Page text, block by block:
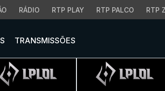
RÁDIO RTP PLAY RTP PALCO RTP
TRANSMISSÕES